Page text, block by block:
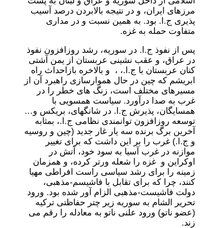
مرزهای ایران، و در نتیجه بالابردن درصد آسیب
پذیری ج.ا. بود. به همین نسبت و در مداری
متفاوت حمله به غزه.
پس از نفوذ ج.ا. در سوریه، رشد روزافزون نفوذ
در عراق، و عقب نشینی عربستان از یمن آشتی
کنان عربستان با ج.ا.، ، و بالاخره بازاحداث راه
ابریشم که چین در حال هموارسازی راهبرد آن از
مسیرهای مختلف است، زنگ های خطر را در
غرب به صدا درآورد. سیاست همسویی با
همسایگان، پذیرش ج.ا. در شانگهای، بریکس و…
توسعه روزافزون توانمندی نظامی ج.ا.، بمثابه
آخرین برگ برنده سه یار غار جدید (چین و روسیه
و ج.ا.) غرب را بر این داشت که برای تغییر
موازنه در غرب آسیا به سود خود، آتش در
اوکراین و غزه را شعله ورتر کرده، و همزمان
زمینه را برای رشد سیاسی راست افراطی مهیا
کنند، چرا که برای تقابل با فاشیسم-مذهبی،
دولت فاشیست-مذهبی الزام آور شده بود. ورود
تحریر الشام به سوریه زیر چتر حفاظتی ترکیه
(عضو ناتو) ورود علنی ناتو به معادله را رقم می
زند.